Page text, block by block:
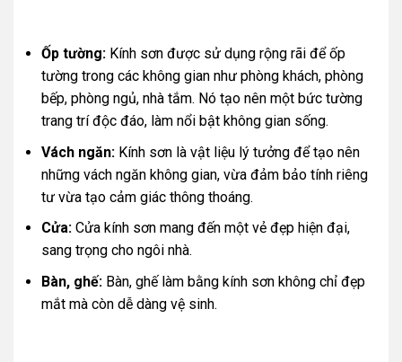
Ốp tường:Kính sơn được sử dụng rộng rãi để ốp
tường trong các không gian như phòng khách, phòng
bếp, phòng ngủ, nhà tắm. Nó tạo nên một bức tường
trang trí độc đáo, làm nổi bật không gian sống.
Vách ngăn:Kính sơn là vật liệu lý tưởng để tạo nên
những vách ngăn không gian, vừa đảm bảo tính riêng
tư vừa tạo cảm giác thông thoáng.
Cửa:Cửa kính sơn mang đến một vẻ đẹp hiện đại,
sang trọng cho ngôi nhà.
Bàn, ghế:Bàn, ghế làm bằng kính sơn không chỉ đẹp
mắt mà còn dễ dàng vệ sinh.